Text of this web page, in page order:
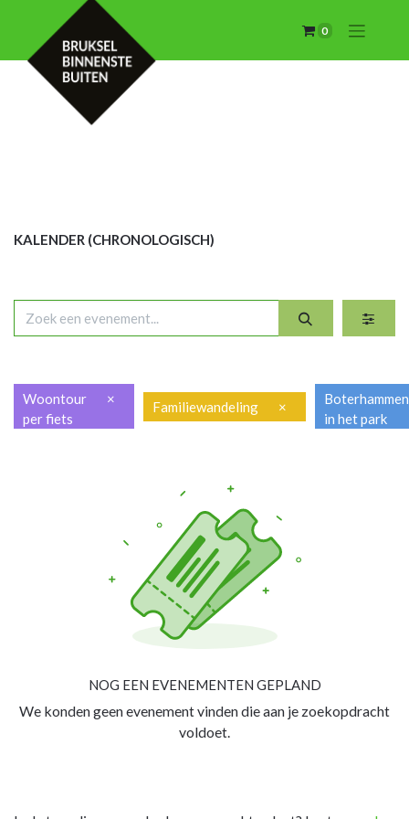
0
KALENDER (CHRONOLOGISCH)
Woontour
per fiets
× Familiewandeling ×
Boterhammen
in het park
NOG EEN EVENEMENTEN GEPLAND
We konden geen evenement vinden die aan je zoekopdracht
voldoet.